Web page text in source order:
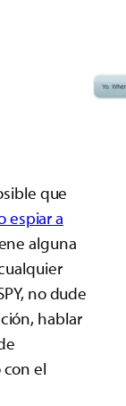
que
espiar a
alguna
no dude
hablar
el